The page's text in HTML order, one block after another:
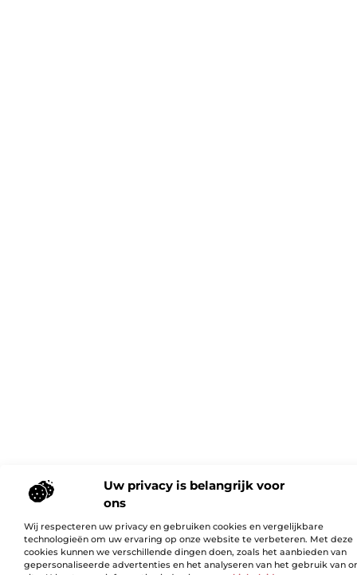
Uw privacy is belangrijk voor
ons
Wij respecteren uw privacy en gebruiken cookies en vergelijkbare
technologieën om uw ervaring op onze website te verbeteren. Met deze
cookies kunnen we verschillende dingen doen, zoals het aanbieden van
gepersonaliseerde advertenties en het analyseren van het gebruik van